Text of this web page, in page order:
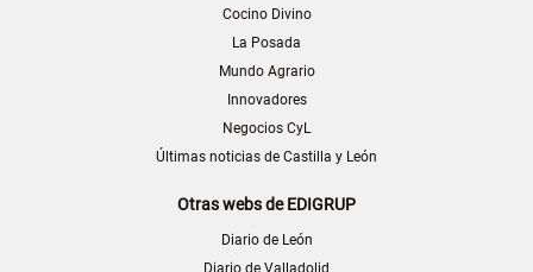
Cocino Divino
La Posada
Mundo Agrario
Innovadores
Negocios CyL
Últimas noticias de Castilla y León
Otras webs de EDIGRUP
Diario de León
Diario de Valladolid